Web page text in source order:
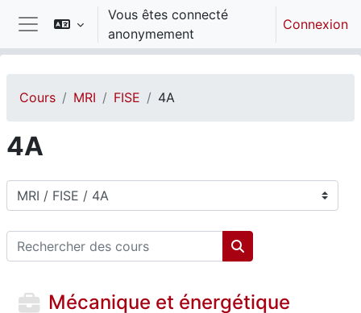
Passer au contenu principal
Panneau latéral
Vous êtes connecté
anonymement
Connexion
Cours MRI FISE 4A
4A
Catégories de cours
Rechercher des cours
Rechercher des
Mécanique et énergétique